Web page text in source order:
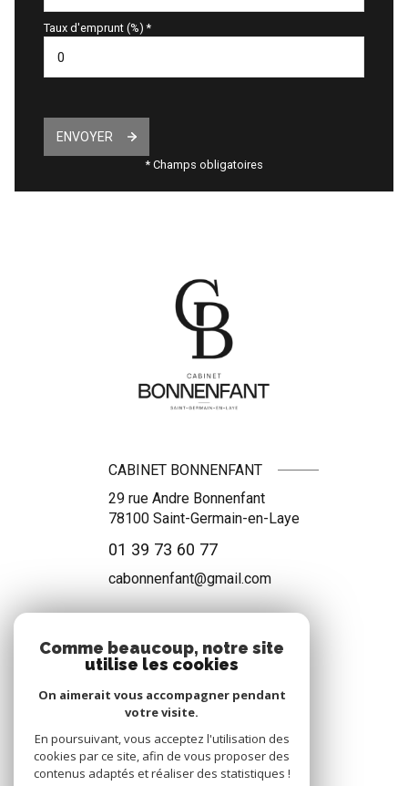
Taux d'emprunt (%) *
ENVOYER
* Champs obligatoires
CABINET BONNENFANT
29 rue Andre Bonnenfant
78100 Saint-Germain-en-Laye
01 39 73 60 77
cabonnenfant@gmail.com
NOS RÉSEAUX
Nous suivre
Comme beaucoup, notre site
utilise les cookies
On aimerait vous accompagner pendant
votre visite.
En poursuivant, vous acceptez l'utilisation des
cookies par ce site, afin de vous proposer des
contenus adaptés et réaliser des statistiques !